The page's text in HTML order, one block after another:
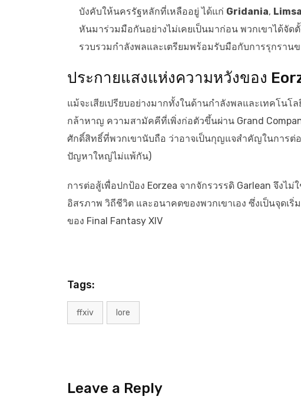
บังคับให้นครรัฐหลักที่เหลืออยู่ ได้แก่ Gridania,
หันมาร่วมมือกันอย่างไม่เคยเป็นมาก่อน พวกเขาได้จัด
รวบรวมกำลังพลและเตรียมพร้อมรับมือกับการรุกราน
ประกายแสงแห่งความหวังของ
แม้จะเสียเปรียบอย่างมากทั้งในด้านกำลังพลและเทคโนโ
กล้าหาญ ความสามัคคีที่เพิ่งก่อตัวขึ้นผ่าน Grand
ศักดิ์สิทธิ์ที่พวกเขานับถือ ว่าอาจเป็นกุญแจสำคัญในการต่
ปัญหาใหญ่ไม่แพ้กัน)
การต่อสู้เพื่อปกป้อง Eorzea จากจักรวรรดิ Garlean จึง
อิสรภาพ วิถีชีวิต และอนาคตของพวกเขาเอง ซึ่งเป็นจุดเ
ของ Final Fantasy XIV
Tags:
ffxiv lore
Leave a Reply